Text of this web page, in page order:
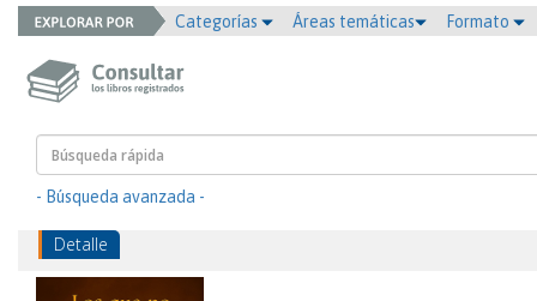
Categorías Áreas temáticas Formato
- Búsqueda avanzada -
Detalle